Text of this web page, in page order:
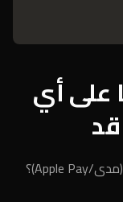
على أي
ما خيارات الدفع المحلي المدعومة رسميًا (مدى/Apple Pay)؟